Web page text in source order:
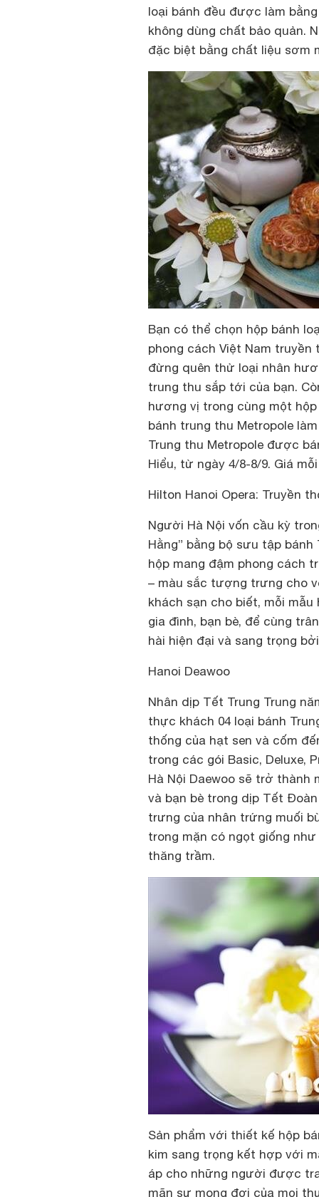
loại bánh đều được làm
không dùng chất bảo quản.
đặc biệt bằng chất liệu sơm
Bạn có thể chọn hộp bánh
phong cách Việt Nam truyền
đừng quên thử loại nhân
trung thu sắp tới của bạn.
hương vị trong cùng một
bánh trung thu Metropole
Trung thu Metropole được
Hiểu, từ ngày 4/8-8/9. Giá
Hilton Hanoi Opera: Truyền
Người Hà Nội vốn cầu kỳ
Hằng” bằng bộ sưu tập
hộp mang đậm phong cách
– màu sắc tượng trưng cho
khách sạn cho biết, mỗi
gia đình, bạn bè, để cùng
hài hiện đại và sang trọng
Hanoi Deawoo
Nhân dịp Tết Trung Trung
thực khách 04 loại bánh
thống của hạt sen và cốm
trong các gói Basic, Deluxe,
Hà Nội Daewoo sẽ trở
và bạn bè trong dịp Tết
trưng của nhân trứng muối
trong mặn có ngọt giống
thăng trầm.
Sản phẩm với thiết kế hộp
kim sang trọng kết hợp với
áp cho những người được
mãn sự mong đợi của mọi